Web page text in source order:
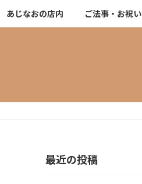
あじなおの店内 ご法事・お祝い
最近の投稿